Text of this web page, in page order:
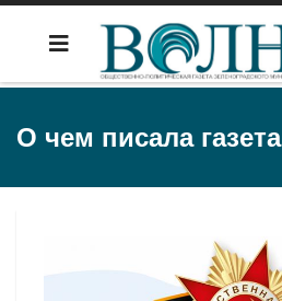
О чем писала газета